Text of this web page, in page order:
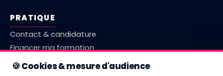
PRATIQUE
Contact & candidature
Financer ma formation
Marché emploi Vienne
🍪 Cookies & mesure d'audience